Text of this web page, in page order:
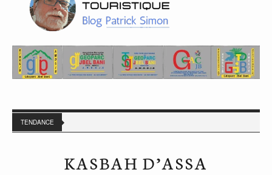
TENDANCE
KASBAH D’ASSA